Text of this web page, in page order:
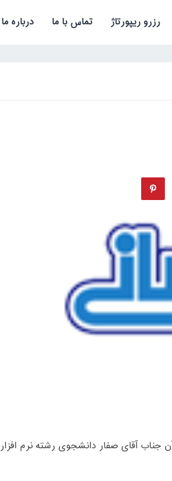
رزرو ریپورتاژ تماس با ما درباره ما
آقای صفار دانشجوی رشته نرم افزار